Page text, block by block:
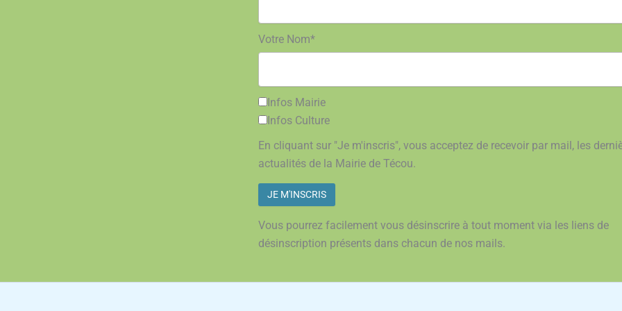
Votre Nom*
Infos Mairie
Infos Culture
En cliquant sur "Je m'inscris", vous acceptez de recevoir par mail, les
actualités de la Mairie de Técou.
Vous pourrez facilement vous désinscrire à tout moment via les liens de
désinscription présents dans chacun de nos mails.